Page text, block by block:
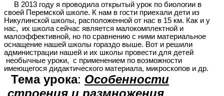
В 2013 году я проводила открытый урок по биологии в
своей Перемской школе. К нам в гости приехали дети из
Никулинской школы, расположенной от нас в 15 км. Как и у
нас, их школа сейчас является малокомплектной и
малоэффективной, но по сравнению с ними материальное
оснащение нашей школы гораздо выше. Вот и решили
администрации нашей и их школы провести для детей
необычные уроки, с применением по возможности
имеющегося дидактического материала, микроскопов и др.
Тема урока: Особенности